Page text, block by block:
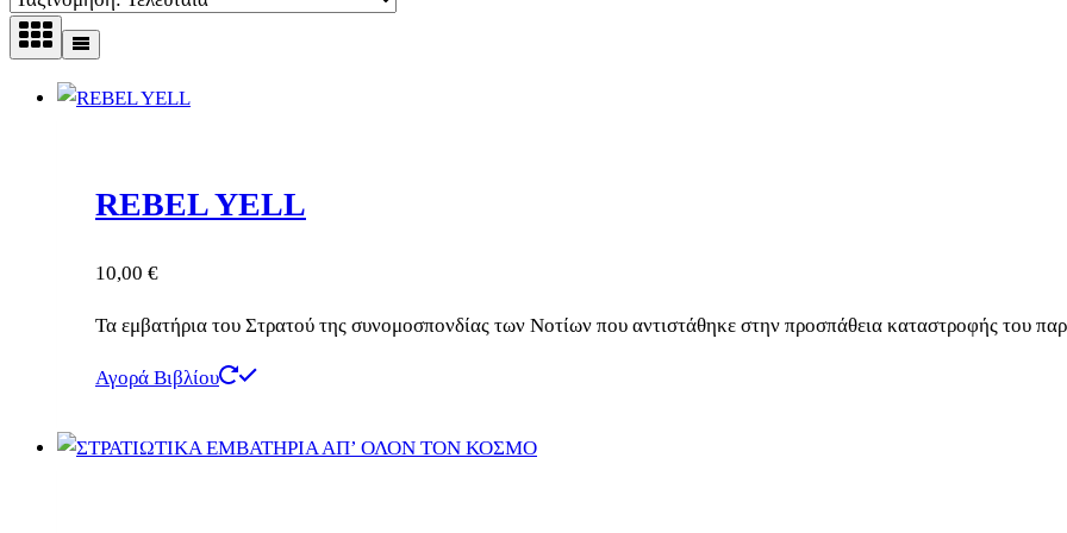
REBEL YELL
10,00 €
Τα εμβατήρια του Στρατού της συνομοσπονδίας των Νοτίων που αντιστάθηκε στην προσπάθεια καταστροφής του
Αγορά Βιβλίου